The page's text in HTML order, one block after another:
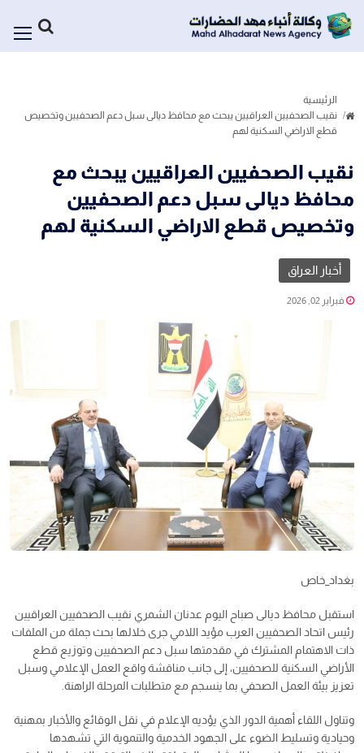
الرئيسية
نقيب الصحفيين العراقيين يبحث مع محافظ ديالى سبل دعم الصحفيين وتخصيص
قطع الاراضي السكنية لهم
نقيب الصحفيين العراقيين يبحث مع
محافظ ديالى سبل دعم الصحفيين
وتخصيص قطع الاراضي السكنية لهم
أخبار العراق
فبراير 02, 2026
بغداد_خاص
استقبل محافظ ديالى صباح اليوم عدنان الشمري نقيب الصحفيين العراقيين
رئيس اتحاد الصحفيين العرب مؤيد اللامي جرى خلالها بحث جملة من الملفات
ذات الاهتمام المشترك في مقدمتها سبل دعم الصحفيين وتوزيع قطع
الأراضي السكنية للصحفيين، إلى جانب مناقشة واقع العمل الإعلامي وسبل
تعزيز بيئة العمل الصحفي بما ينسجم مع متطلبات المرحلة الراهنة.
وتناول اللقاء أهمية الدور الذي يؤديه الإعلام في نقل الوقائع والأخبار بمهنية
وحيادية وتسليط الضوء على الجهود الخدمية والتنموية التي تشهدها